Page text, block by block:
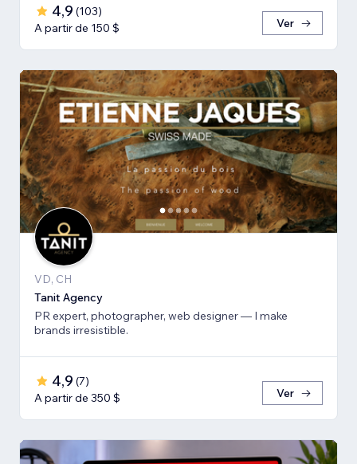
4,9 (103)
A partir de 150 $
Ver
VD, CH
Tanit Agency
PR expert, photographer, web designer — I make
brands irresistible.
4,9 (7)
A partir de 350 $
Ver